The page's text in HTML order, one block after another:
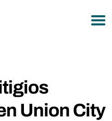
Union City